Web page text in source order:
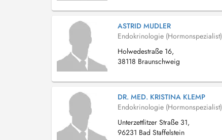
ASTRID MUDLER
Endokrinologie (Hormonspezialist)
Holwedestraße 16,
38118 Braunschweig
DR. MED. KRISTINA KLEMP
Endokrinologie (Hormonspezialist)
Unterzettlitzer Straße 31,
96231 Bad Staffelstein